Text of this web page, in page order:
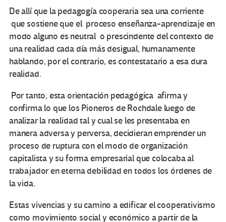
De allí que la pedagogía cooperaria sea una corriente
que sostiene que el proceso enseñanza-aprendizaje en
modo alguno es neutral o prescindente del contexto de
una realidad cada día más desigual, humanamente
hablando, por el contrario, es contestatario a esa dura
realidad.
Por tanto, esta orientación pedagógica afirma y
confirma lo que los Pioneros de Rochdale luego de
analizar la realidad tal y cual se les presentaba en
manera adversa y perversa, decidieran emprender un
proceso de ruptura con el modo de organización
capitalista y su forma empresarial que colocaba al
trabajador en eterna debilidad en todos los órdenes de
la vida.
Estas vivencias y su camino a edificar el cooperativismo
como movimiento social y económico a partir de la